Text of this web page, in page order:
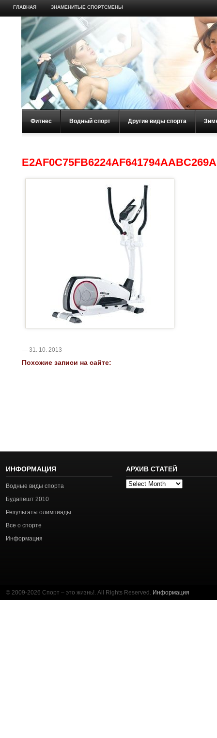
ГЛАВНАЯ ЗНАМЕНИТЫЕ СПОРТСМЕНЫ
Фитнес Водный спорт Другие виды спорта
— 31. 10. 2013
Похожие записи на сайте:
ИНФОРМАЦИЯ
Водные виды спорта
Будапешт 2010
Результаты олимпиады
Все о спорте
Информация
АРХИВ СТАТЕЙ
Архив
© 2009-2026 Спорт – это жизнь!. All Rights Reserved. Информация